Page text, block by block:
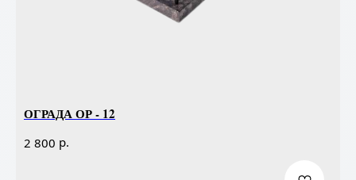
ОГРАДА ОР - 12
2 800 р.